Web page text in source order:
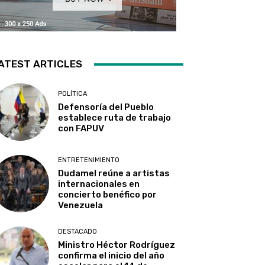
ARTICLES
POLÍTICA
Defensoría del Pueblo
establece ruta de trabajo
con FAPUV
ENTRETENIMIENTO
Dudamel reúne a artistas
internacionales en
concierto benéfico por
Venezuela
DESTACADO
Ministro Héctor Rodríguez
confirma el inicio del año